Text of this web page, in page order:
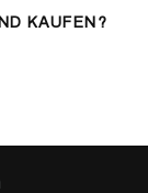
KAUFEN?